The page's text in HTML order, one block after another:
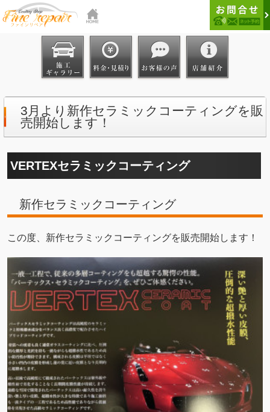
3月より新作セラミックコーティングを販
売開始します！
VERTEXセラミックコーティング
新作セラミックコーティング
この度、新作セラミックコーティングを販売開始します！